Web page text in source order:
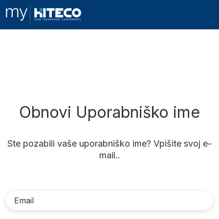
Obnovi Uporabniško ime
Ste pozabili vaše uporabniško ime? Vpišite svoj e-
mail..